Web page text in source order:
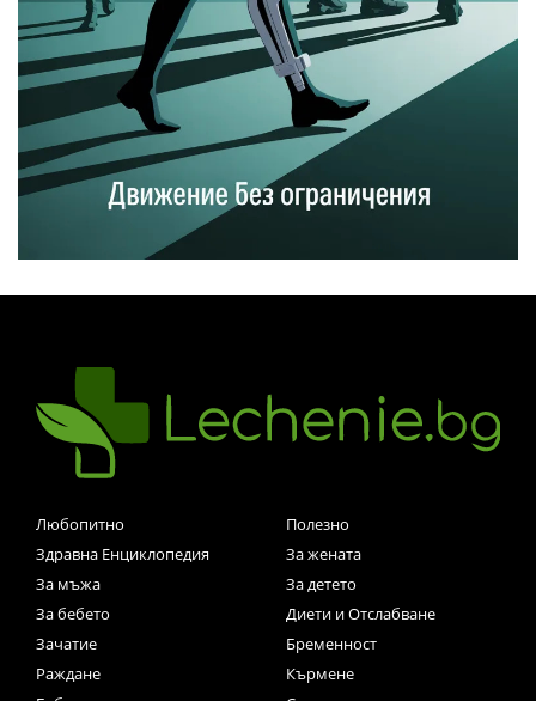
Любопитно
Полезно
Здравна Енциклопедия
За жената
За мъжа
За детето
За бебето
Диети и Отслабване
Зачатие
Бременност
Раждане
Кърмене